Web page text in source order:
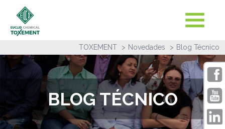
TOXEMENT Novedades Blog Técnico
BLOG TÉCNICO